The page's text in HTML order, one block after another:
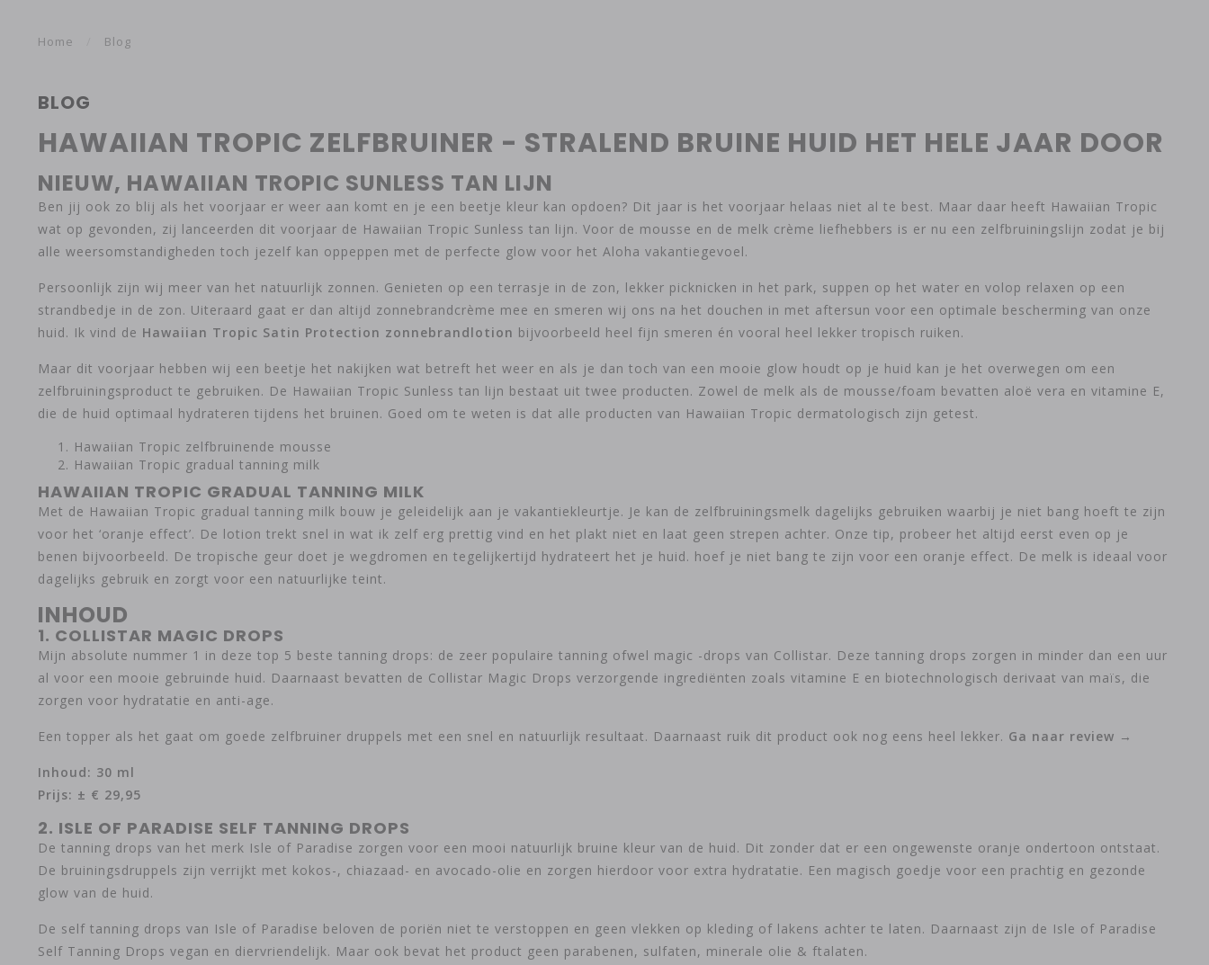
Home Blog
BLOG
HAWAIIAN TROPIC ZELFBRUINER - STRALEND BRUINE HUID HET HELE JAAR DOOR
NIEUW, HAWAIIAN TROPIC SUNLESS TAN LIJN
Ben jij ook zo blij als het voorjaar er weer aan komt en je een beetje kleur kan opdoen? Dit jaar is het voorjaar helaas niet al te best. Maar daar heeft Hawaiian Tropic
wat op gevonden, zij lanceerden dit voorjaar de Hawaiian Tropic Sunless tan lijn. Voor de mousse en de melk crème liefhebbers is er nu een zelfbruiningslijn zodat je bij
alle weersomstandigheden toch jezelf kan oppeppen met de perfecte glow voor het Aloha vakantiegevoel.
Persoonlijk zijn wij meer van het natuurlijk zonnen. Genieten op een terrasje in de zon, lekker picknicken in het park, suppen op het water en volop relaxen op een
strandbedje in de zon. Uiteraard gaat er dan altijd zonnebrandcrème mee en smeren wij ons na het douchen in met aftersun voor een optimale bescherming van onze
huid. Ik vind de Hawaiian Tropic Satin Protection zonnebrandlotion bijvoorbeeld heel fijn smeren én vooral heel lekker tropisch ruiken.
Maar dit voorjaar hebben wij een beetje het nakijken wat betreft het weer en als je dan toch van een mooie glow houdt op je huid kan je het overwegen om een
zelfbruiningsproduct te gebruiken. De Hawaiian Tropic Sunless tan lijn bestaat uit twee producten. Zowel de melk als de mousse/foam bevatten aloë vera en vitamine E,
die de huid optimaal hydrateren tijdens het bruinen. Goed om te weten is dat alle producten van Hawaiian Tropic dermatologisch zijn getest.
Hawaiian Tropic zelfbruinende mousse
Hawaiian Tropic gradual tanning milk
HAWAIIAN TROPIC GRADUAL TANNING MILK
Met de Hawaiian Tropic gradual tanning milk bouw je geleidelijk aan je vakantiekleurtje. Je kan de zelfbruiningsmelk dagelijks gebruiken waarbij je niet bang hoeft te zijn
voor het ‘oranje effect’. De lotion trekt snel in wat ik zelf erg prettig vind en het plakt niet en laat geen strepen achter. Onze tip, probeer het altijd eerst even op je
benen bijvoorbeeld. De tropische geur doet je wegdromen en tegelijkertijd hydrateert het je huid. hoef je niet bang te zijn voor een oranje effect. De melk is ideaal voor
dagelijks gebruik en zorgt voor een natuurlijke teint.
INHOUD
1. COLLISTAR MAGIC DROPS
Mijn absolute nummer 1 in deze top 5 beste tanning drops: de zeer populaire tanning ofwel magic -drops van Collistar. Deze tanning drops zorgen in minder dan een uur
al voor een mooie gebruinde huid. Daarnaast bevatten de Collistar Magic Drops verzorgende ingrediënten zoals vitamine E en biotechnologisch derivaat van maïs, die
zorgen voor hydratatie en anti-age.
Een topper als het gaat om goede zelfbruiner druppels met een snel en natuurlijk resultaat. Daarnaast ruik dit product ook nog eens heel lekker. Ga naar review →
Inhoud: 30 ml
Prijs: ± € 29,95
2. ISLE OF PARADISE SELF TANNING DROPS
De tanning drops van het merk Isle of Paradise zorgen voor een mooi natuurlijk bruine kleur van de huid. Dit zonder dat er een ongewenste oranje ondertoon ontstaat.
De bruiningsdruppels zijn verrijkt met kokos-, chiazaad- en avocado-olie en zorgen hierdoor voor extra hydratatie. Een magisch goedje voor een prachtig en gezonde
glow van de huid.
De self tanning drops van Isle of Paradise beloven de poriën niet te verstoppen en geen vlekken op kleding of lakens achter te laten. Daarnaast zijn de Isle of Paradise
Self Tanning Drops vegan en diervriendelijk. Maar ook bevat het product geen parabenen, sulfaten, minerale olie & ftalaten.